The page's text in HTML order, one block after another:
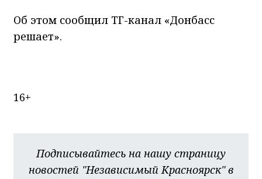
Об этом сообщил ТГ-канал «Донбасс
решает».
16+
Подписывайтесь на нашу страницу
новостей "Независимый Красноярск" в